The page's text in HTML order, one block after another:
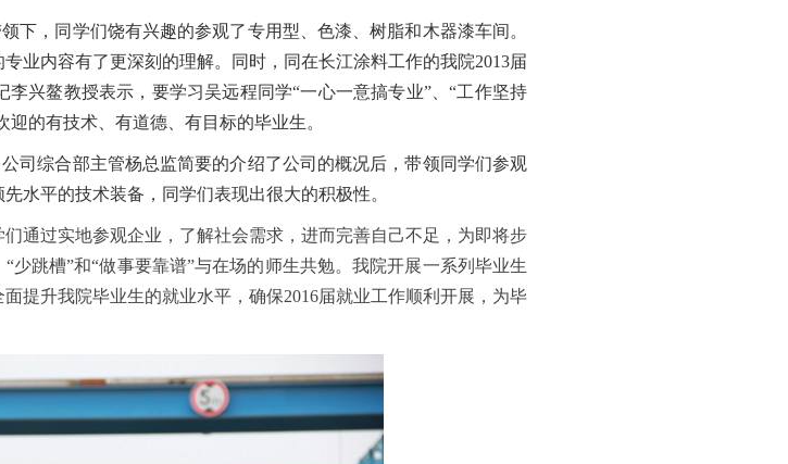
下，同学们饶有兴趣的参观了专用型、色漆、树脂和木器漆车间。
业内容有了更深刻的理解。同时，同在长江涂料工作的我院2013届
李兴鳌教授表示，要学习吴远程同学“一心一意搞专业”、“工作坚持
迎的有技术、有道德、有目标的毕业生。
司综合部主管杨总监简要的介绍了公司的概况后，带领同学们参观
水平的技术装备，同学们表现出很大的积极性。
通过实地参观企业，了解社会需求，进而完善自己不足，为即将步
“少跳槽”和“做事要靠谱”与在场的师生共勉。我院开展一系列毕业生
提升我院毕业生的就业水平，确保2016届就业工作顺利开展，为毕